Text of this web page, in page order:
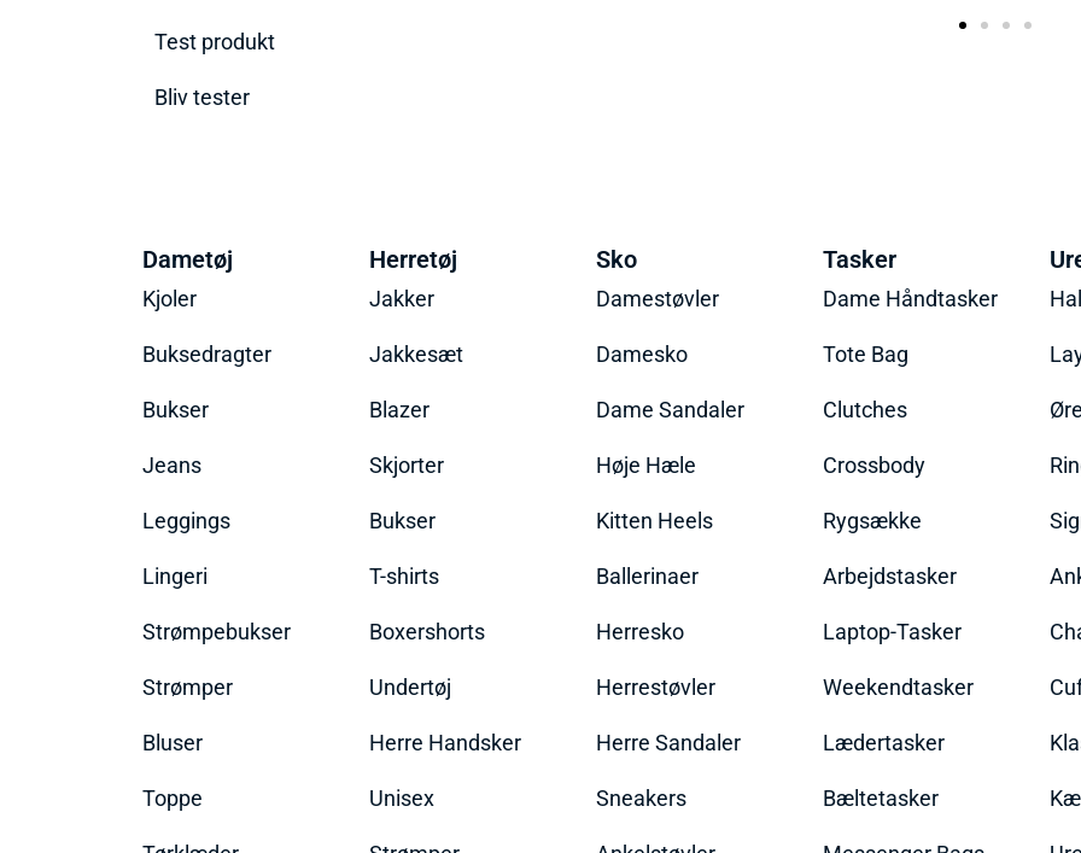
Test produkt
Bliv tester
Dametøj
Kjoler
Buksedragter
Bukser
Jeans
Leggings
Lingeri
Strømpebukser
Strømper
Bluser
Toppe
Herretøj
Jakker
Jakkesæt
Blazer
Skjorter
Bukser
T-shirts
Boxershorts
Undertøj
Herre Handsker
Unisex
Sko
Damestøvler
Damesko
Dame Sandaler
Høje Hæle
Kitten Heels
Ballerinaer
Herresko
Herrestøvler
Herre Sandaler
Sneakers
Tasker
Dame Håndtasker
Tote Bag
Clutches
Crossbody
Rygsække
Arbejdstasker
Laptop-Tasker
Weekendtasker
Lædertasker
Bæltetasker